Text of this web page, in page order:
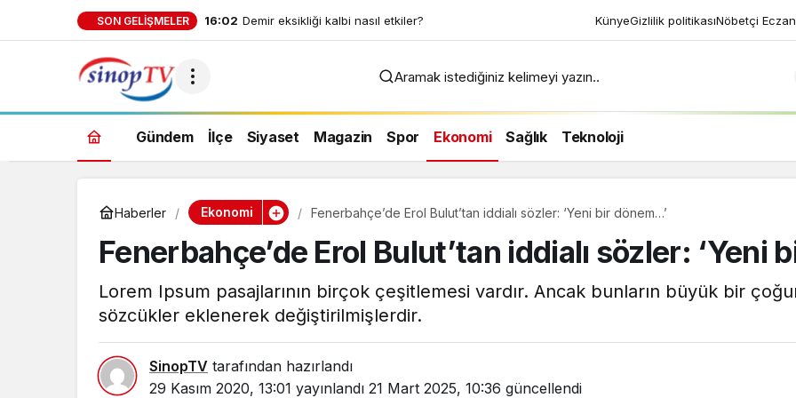
SON GELIŞMELER KünyeGizlilik politikasıNöbetçi
Aramak istediğiniz kelimeyi yazın..
Gündem İlçe Siyaset Magazin Spor Ekonomi Sağlık Teknoloji
Haberler Ekonomi Fenerbahçe’de Erol Bulut’tan iddialı sözler: ‘Yeni bir dönem…’
Fenerbahçe’de Erol Bulut’tan iddialı sözler: ‘Yeni
Lorem Ipsum pasajlarının birçok çeşitlemesi vardır. Ancak bunların büyük bir
sözcükler eklenerek değiştirilmişlerdir.
SinopTV tarafından hazırlandı
29 Kasım 2020, 13:01 yayınlandı 21 Mart 2025, 10:36 güncellendi